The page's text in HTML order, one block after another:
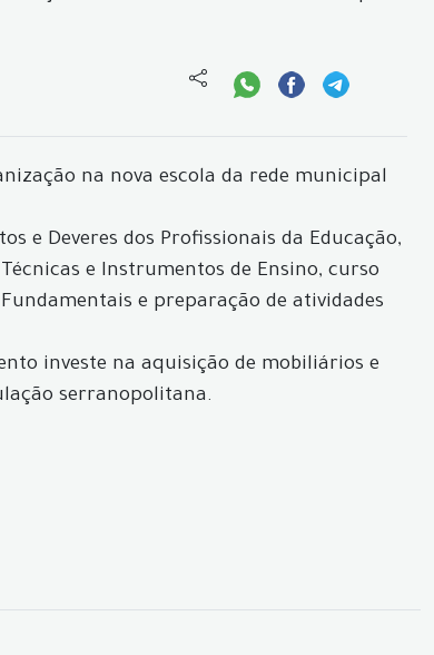
na nova escola da rede municipal
e Deveres dos Profissionais da Educação,
e Instrumentos de Ensino, curso
e preparação de atividades
investe na aquisição de mobiliários e
serranopolitana.